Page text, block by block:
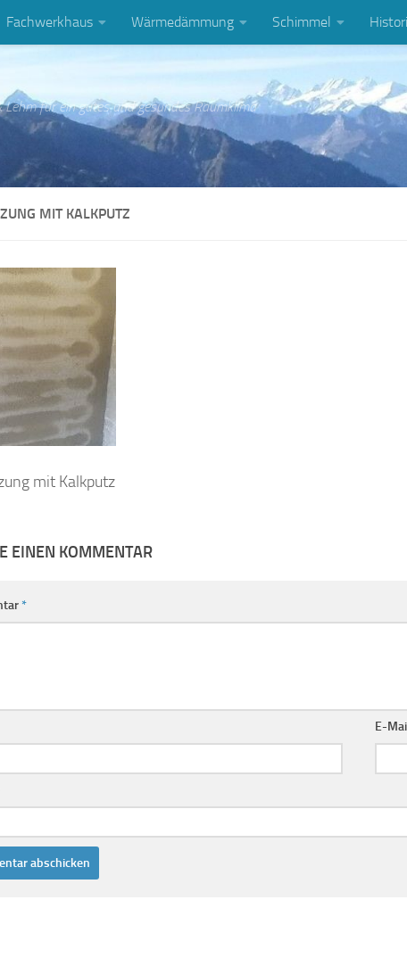
Fachwerkhaus Wärmedämmung Schimmel
Lehm für ein gutes und gesundes Raumklima
MIT KALKPUTZ
mit Kalkputz
EINEN KOMMENTAR
*
E-